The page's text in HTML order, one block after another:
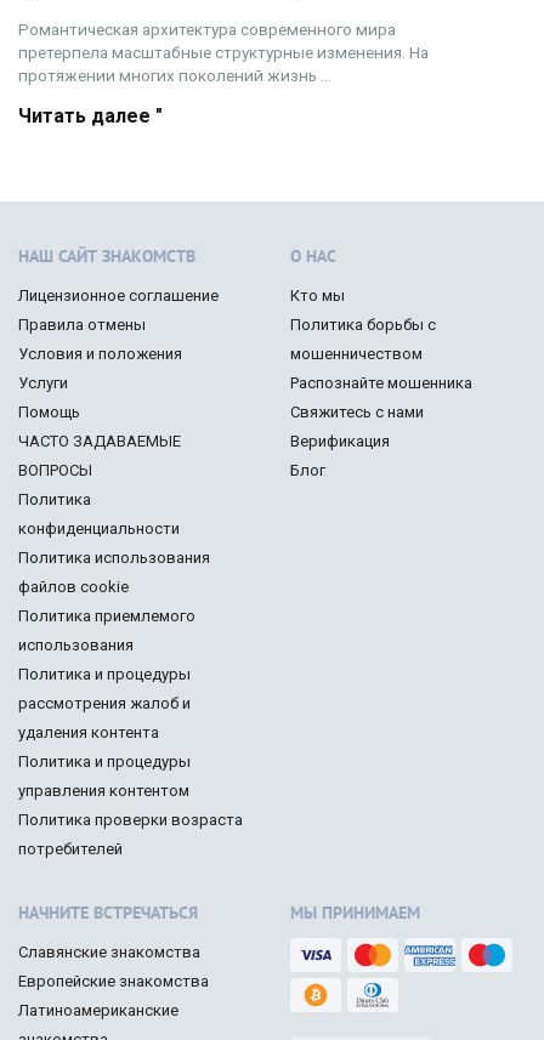
Романтическая архитектура современного мира
претерпела масштабные структурные изменения. На
протяжении многих поколений жизнь ...
Читать далее "
НАШ САЙТ ЗНАКОМСТВ
Лицензионное соглашение
Правила отмены
Условия и положения
Услуги
Помощь
ЧАСТО ЗАДАВАЕМЫЕ
ВОПРОСЫ
Политика
конфиденциальности
Политика использования
файлов cookie
Политика приемлемого
использования
Политика и процедуры
рассмотрения жалоб и
удаления контента
Политика и процедуры
управления контентом
Политика проверки возраста
потребителей
О НАС
Кто мы
Политика борьбы с
мошенничеством
Распознайте мошенника
Свяжитесь с нами
Верификация
Блог
НАЧНИТЕ ВСТРЕЧАТЬСЯ
Славянские знакомства
Европейские знакомства
Латиноамериканские
МЫ ПРИНИМАЕМ